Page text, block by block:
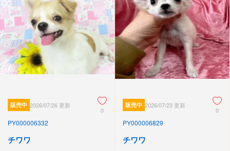
販売中 2026/07/26 更新
0
PY000006332
チワワ
販売中 2026/07/23 更新
0
PY000006829
チワワ